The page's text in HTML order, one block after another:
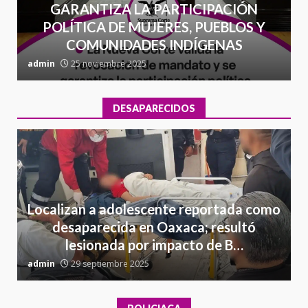
GARANTIZA LA PARTICIPACIÓN
POLÍTICA DE MUJERES, PUEBLOS Y
COMUNIDADES INDÍGENAS
admin 25 noviembre 2025
DESAPARECIDOS
Localizan a adolescente reportada como
desaparecida en Oaxaca; resultó
lesionada por impacto de B…
admin 29 septiembre 2025